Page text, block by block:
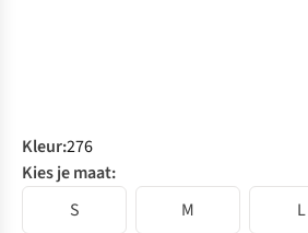
Kleur:276
Kies je maat:
S
M L